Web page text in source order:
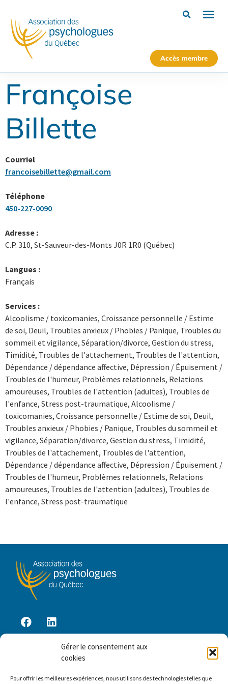
Gérer le consentement aux
cookies
Pour offrir les meilleures expériences, nous utilisons des technologies telles que
Accès membre
Françoise
Billette
Courriel
francoisebillette@gmail.com
Téléphone
450-227-0090
Adresse :
C.P. 310, St-Sauveur-des-Monts J0R 1R0 (Québec)
Langues :
Français
Services :
Alcoolisme / toxicomanies, Croissance personnelle / Estime
de soi, Deuil, Troubles anxieux / Phobies / Panique, Troubles du
sommeil et vigilance, Séparation/divorce, Gestion du stress,
Timidité, Troubles de l'attachement, Troubles de l'attention,
Dépendance / dépendance affective, Dépression / Épuisement /
Troubles de l'humeur, Problèmes relationnels, Relations
amoureuses, Troubles de l'attention (adultes), Troubles de
l'enfance, Stress post-traumatique, Alcoolisme /
toxicomanies, Croissance personnelle / Estime de soi, Deuil,
Troubles anxieux / Phobies / Panique, Troubles du sommeil et
vigilance, Séparation/divorce, Gestion du stress, Timidité,
Troubles de l'attachement, Troubles de l'attention,
Dépendance / dépendance affective, Dépression / Épuisement /
Troubles de l'humeur, Problèmes relationnels, Relations
amoureuses, Troubles de l'attention (adultes), Troubles de
l'enfance, Stress post-traumatique